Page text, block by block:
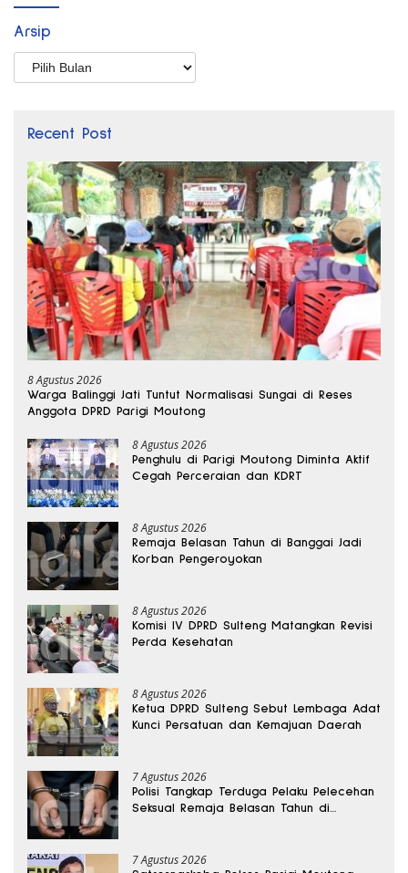
Arsip
Arsip
Recent Post
8 Agustus 2026
Warga Balinggi Jati Tuntut Normalisasi Sungai di Reses
Anggota DPRD Parigi Moutong
8 Agustus 2026
Penghulu di Parigi Moutong Diminta Aktif
Cegah Perceraian dan KDRT
8 Agustus 2026
Remaja Belasan Tahun di Banggai Jadi
Korban Pengeroyokan
8 Agustus 2026
Komisi IV DPRD Sulteng Matangkan Revisi
Perda Kesehatan
8 Agustus 2026
Ketua DPRD Sulteng Sebut Lembaga Adat
Kunci Persatuan dan Kemajuan Daerah
7 Agustus 2026
Polisi Tangkap Terduga Pelaku Pelecehan
Seksual Remaja Belasan Tahun di
7 Agustus 2026